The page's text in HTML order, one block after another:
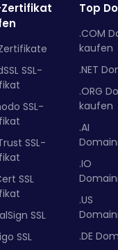
Zertifikat
SSL-
SSL-
SSL-
SSL
SSL
SSL
Top
.COM
kaufen
.NET
.ORG
kaufen
.AI
.IO
.US
.DE